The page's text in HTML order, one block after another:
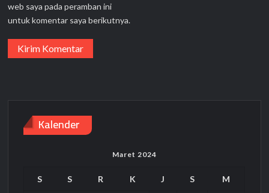
web saya pada peramban ini
untuk komentar saya berikutnya.
Kalender
Maret 2024
S S R K J S
M